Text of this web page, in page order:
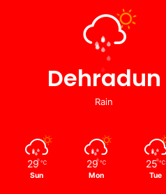
Dehradun
Rain
29 ℃
Sun
29 ℃
Mon
25 ℃
Tue